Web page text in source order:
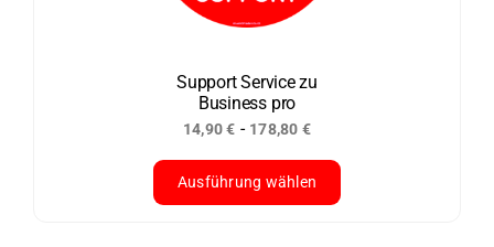
können
Produktseite
gewählt
werden
Support Service zu
Business pro
14,90€ - 178,80 €
Ausführung wählen